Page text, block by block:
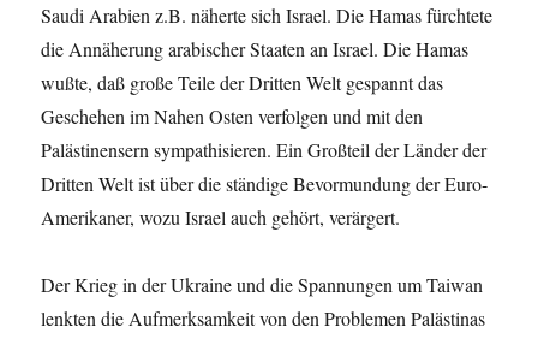
Saudi Arabien z.B. näherte sich Israel. Die Hamas fürchtete
die Annäherung arabischer Staaten an Israel. Die Hamas
wußte, daß große Teile der Dritten Welt gespannt das
Geschehen im Nahen Osten verfolgen und mit den
Palästinensern sympathisieren. Ein Großteil der Länder der
Dritten Welt ist über die ständige Bevormundung der Euro-
Amerikaner, wozu Israel auch gehört, verärgert.
Der Krieg in der Ukraine und die Spannungen um Taiwan
lenkten die Aufmerksamkeit von den Problemen Palästinas